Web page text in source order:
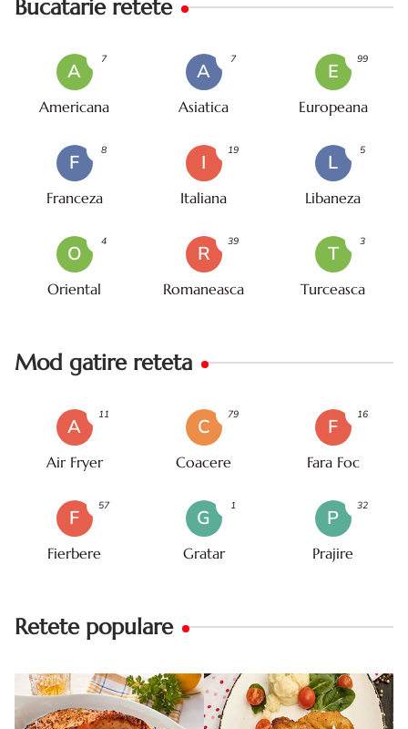
Bucatarie retete
A
Americana
7
A
Asiatica
7
E
Europeana
99
F
Franceza
8
I
Italiana
19
L
Libaneza
5
O
Oriental
4
R
Romaneasca
39
T
Turceasca
3
Mod gatire reteta
A
Air Fryer
11
C
Coacere
79
F
Fara Foc
16
F
Fierbere
57
G
Gratar
1
P
Prajire
32
Retete populare